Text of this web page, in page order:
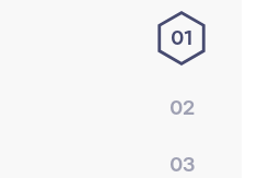
01
02
03